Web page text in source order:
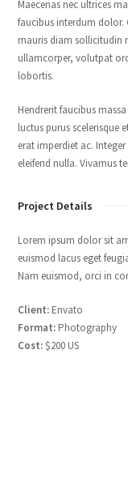
Maecenas nec ultrices
faucibus interdum
mauris diam sollicitudin
ullamcorper, volutpat
lobortis.
Hendrerit faucibus
luctus purus scelerisque
erat imperdiet ac.
eleifend nulla. Vivamus
Project Details
Lorem ipsum dolor sit
euismod lacus eget
Nam euismod, orci in
Client: Envato
Format: Photography
Cost:$200 US